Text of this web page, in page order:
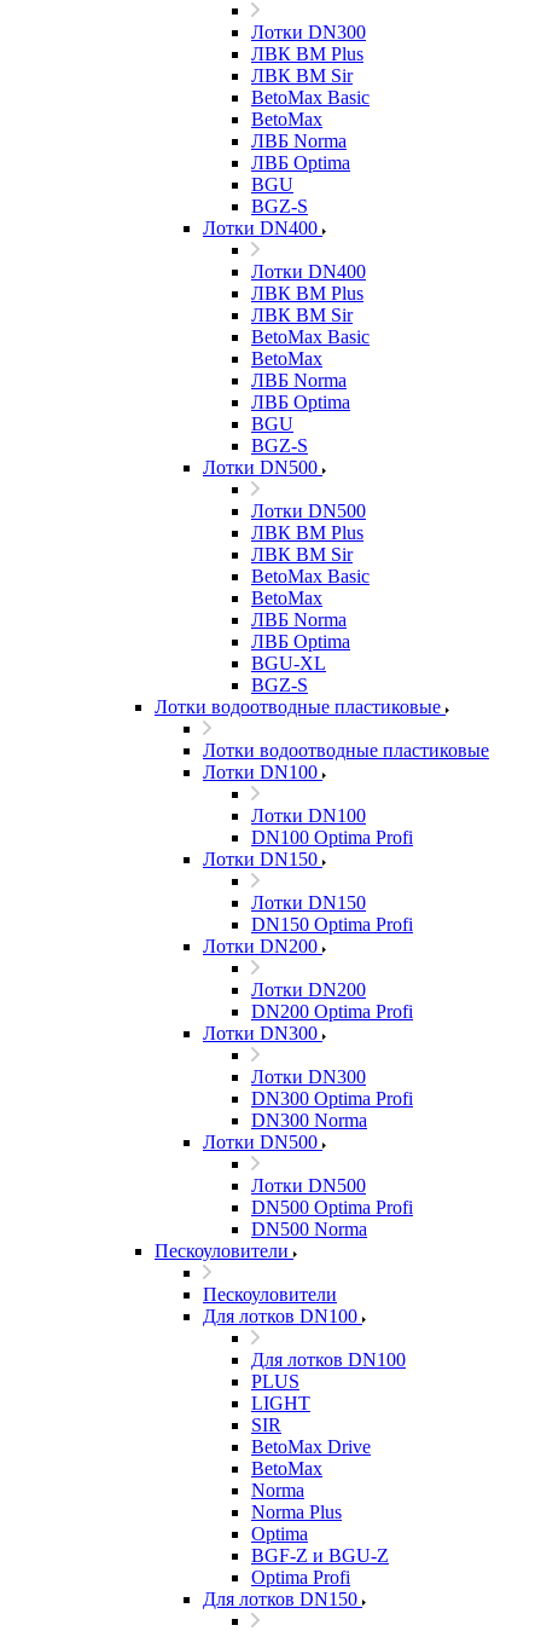
Лотки DN300
ЛВК ВМ Plus
ЛВК ВМ Sir
BetoMax Basic
BetoMax
ЛВБ Norma
ЛВБ Optima
BGU
BGZ-S
Лотки DN400
Лотки DN400
ЛВК ВМ Plus
ЛВК ВМ Sir
BetoMax Basic
BetoMax
ЛВБ Norma
ЛВБ Optima
BGU
BGZ-S
Лотки DN500
Лотки DN500
ЛВК ВМ Plus
ЛВК ВМ Sir
BetoMax Basic
BetoMax
ЛВБ Norma
ЛВБ Optima
BGU-XL
BGZ-S
Лотки водоотводные пластиковые
Лотки водоотводные пластиковые
Лотки DN100
Лотки DN100
DN100 Optima Profi
Лотки DN150
Лотки DN150
DN150 Optima Profi
Лотки DN200
Лотки DN200
DN200 Optima Profi
Лотки DN300
Лотки DN300
DN300 Optima Profi
DN300 Norma
Лотки DN500
Лотки DN500
DN500 Optima Profi
DN500 Norma
Пескоуловители
Пескоуловители
Для лотков DN100
Для лотков DN100
PLUS
LIGHT
SIR
BetoMax Drive
BetoMax
Norma
Norma Plus
Optima
BGF-Z и BGU-Z
Optima Profi
Для лотков DN150